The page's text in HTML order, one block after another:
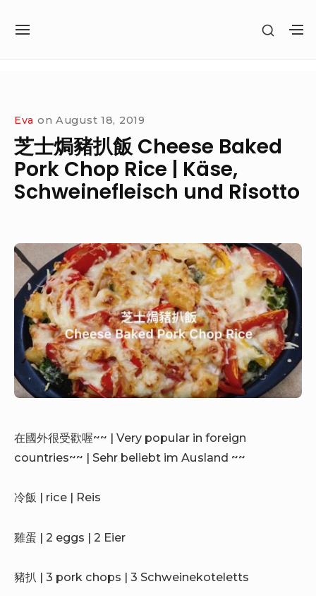
SITE
SHOW
Eva on August 18, 2019
芝士焗豬扒飯 Cheese Baked
Pork Chop Rice | Käse,
Schweinefleisch und Risotto
在國外很受歡喔~~ | Very popular in foreign
countries~~ | Sehr beliebt im Ausland ~~
冷飯 | rice | Reis
雞蛋 | 2 eggs | 2 Eier
豬扒 | 3 pork chops | 3 Schweinekoteletts